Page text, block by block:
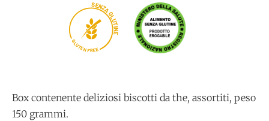
SENZ
AG
LU
T
I
N
E
G
L
UTENFREE
Box contenente deliziosi biscotti da the, assortiti, peso
150 grammi.